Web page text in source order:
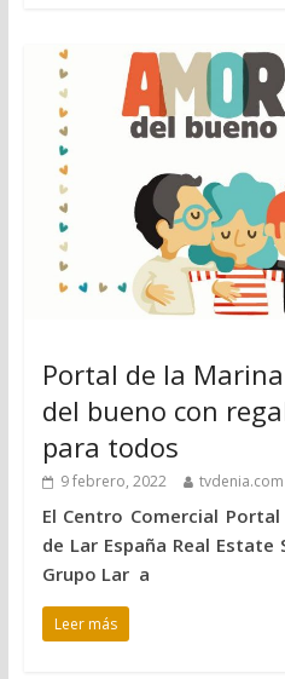
Portal de la
del bueno con
para todos
9 febrero, 2022 tvdenia.com
El Centro Comercial
de Lar España Real
Grupo Lar a
Leer más